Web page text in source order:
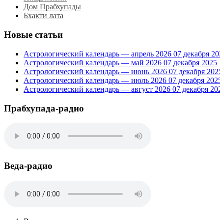
Дом Прабхупады
Бхакти лата
Новые статьи
Астрологический календарь — апрель 2026 07 декабря
Астрологический календарь — май 2026 07 декабря 2025
Астрологический календарь — июнь 2026 07 декабря
Астрологический календарь — июль 2026 07 декабря
Астрологический календарь — август 2026 07 декабря
Прабхупада-радио
Веда-радио